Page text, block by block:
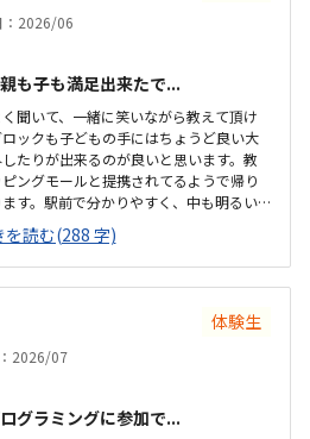
：2026/06
も子も満足出来たで...
聞いて、一緒に笑いながら教えて頂け
ックも子どもの手にはちょうど良い大
たりが出来るのが良いと思います。教
ングモールと提携されてるようで帰り
す。駅前で分かりやすく、中も明るい
こと無くとけ込めたので良いと思いま
が、大体同じような金額設定かな？と
いのが魅力です。とにかく何でも興味
ん触らせて頂けて子どもも満足出来た
を読む(288 字)
体験生
2026/07
グラミングに参加で...